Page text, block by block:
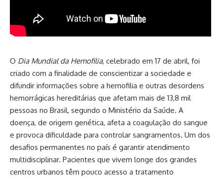
O Dia Mundial da Hemofilia, celebrado em 17 de abril, foi
criado com a finalidade de conscientizar a sociedade e
difundir informações sobre a hemofilia e outras desordens
hemorrágicas hereditárias que afetam mais de 13,8 mil
pessoas no Brasil, segundo o Ministério da Saúde. A
doença, de origem genética, afeta a coagulação do sangue
e provoca dificuldade para controlar sangramentos. Um dos
desafios permanentes no país é garantir atendimento
multidisciplinar. Pacientes que vivem longe dos grandes
centros urbanos têm pouco acesso a tratamento